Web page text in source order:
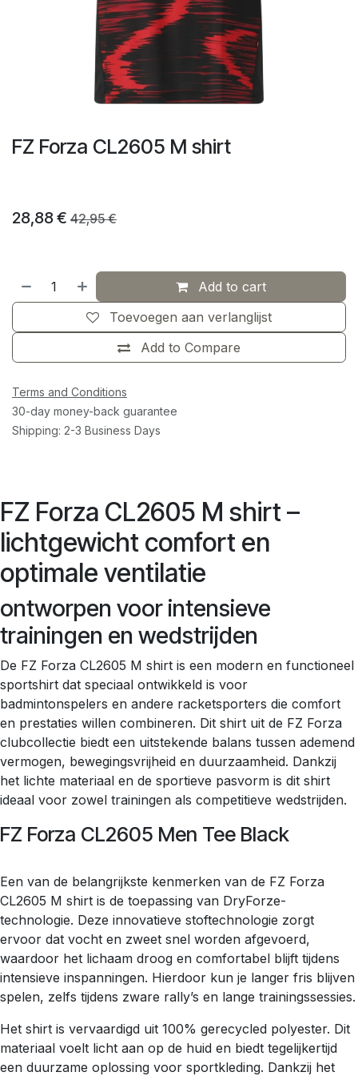
FZ Forza CL2605 M shirt
28,88€ 42,95€
Add to cart
Add to Compare
Toevoegen aan verlanglijst
Terms and Conditions
30-day money-back guarantee
Shipping: 2-3 Business Days
FZ Forza CL2605 M shirt –
lichtgewicht comfort en
optimale ventilatie
ontworpen voor intensieve
trainingen en wedstrijden
De FZ Forza CL2605 M shirt is een modern en functioneel
sportshirt dat speciaal ontwikkeld is voor
badmintonspelers en andere racketsporters die comfort
en prestaties willen combineren. Dit shirt uit de FZ Forza
clubcollectie biedt een uitstekende balans tussen ademend
vermogen, bewegingsvrijheid en duurzaamheid. Dankzij
het lichte materiaal en de sportieve pasvorm is dit shirt
ideaal voor zowel trainingen als competitieve wedstrijden.
FZ Forza CL2605 Men Tee Black
Een van de belangrijkste kenmerken van de FZ Forza
CL2605 M shirt is de toepassing van DryForze-
technologie. Deze innovatieve stoftechnologie zorgt
ervoor dat vocht en zweet snel worden afgevoerd,
waardoor het lichaam droog en comfortabel blijft tijdens
intensieve inspanningen. Hierdoor kun je langer fris blijven
spelen, zelfs tijdens zware rally’s en lange trainingssessies.
Het shirt is vervaardigd uit 100% gerecycled polyester. Dit
materiaal voelt licht aan op de huid en biedt tegelijkertijd
een duurzame oplossing voor sportkleding. Dankzij het